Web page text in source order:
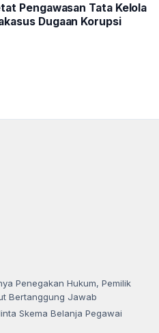
Pengawasan Tata Kelola
Dugaan Korupsi
Penegakan Hukum, Pemilik
Bertanggung Jawab
Skema Belanja Pegawai